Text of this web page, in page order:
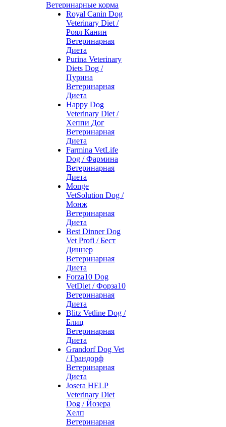
Ветеринарные корма
Royal Canin Dog
Veterinary Diet /
Роял Канин
Ветеринарная
Диета
Purina Veterinary
Diets Dog /
Пурина
Ветеринарная
Диета
Happy Dog
Veterinary Diet /
Хеппи Дог
Ветеринарная
Диета
Farmina VetLife
Dog / Фармина
Ветеринарная
Диета
Monge
VetSolution Dog /
Монж
Ветеринарная
Диета
Best Dinner Dog
Vet Profi / Бест
Диннер
Ветеринарная
Диета
Forza10 Dog
VetDiet / Форза10
Ветеринарная
Диета
Blitz Vetline Dog /
Блиц
Ветеринарная
Диета
Grandorf Dog Vet
/ Грандорф
Ветеринарная
Диета
Josera HELP
Veterinary Diet
Dog / Йозера
Хелп
Ветеринарная